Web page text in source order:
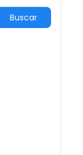
Buscar